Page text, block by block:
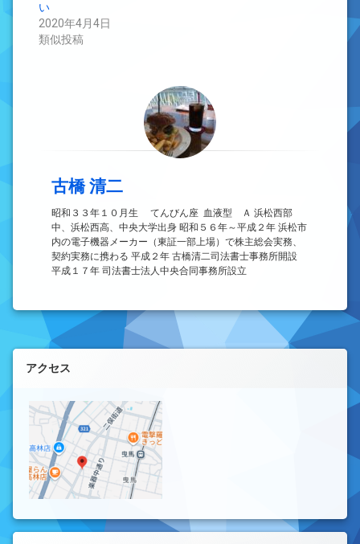
い
2020年4月4日
類似投稿
古橋 清二
昭和３３年１０月生 てんびん座 血液型 Ａ 浜松西部
中、浜松西高、中央大学出身 昭和５６年～平成２年 浜松市
内の電子機器メーカー（東証一部上場）で株主総会実務、
契約実務に携わる 平成２年 古橋清二司法書士事務所開設
平成１７年 司法書士法人中央合同事務所設立
左サイドバー
アクセス